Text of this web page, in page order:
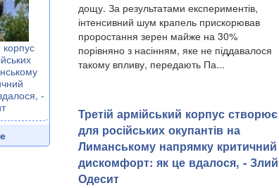
корпус
-
дощу. За результатами експериментів,
інтенсивний шум крапель прискорював
проростання зерен майже на 30%
порівняно з насінням, яке не піддавалося
такому впливу, передають Па...
Третій армійський корпус створює
для російських окупантів на
Лиманському напрямку критичний
дискомфорт: як це вдалося, - Злий
Одесит